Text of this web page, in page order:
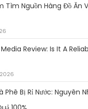
Tìm Nguồn Hàng Đồ Ăn
Review: Is It A
Phê Bị Rỉ Nước: Nguyên